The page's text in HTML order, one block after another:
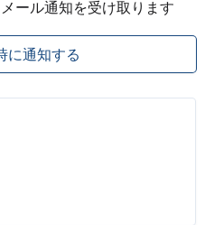
ール通知を受け取ります
に通知する